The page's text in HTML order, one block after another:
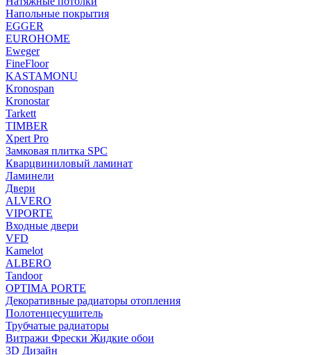
Напольные покрытия
EGGER
EUROHOME
Eweger
FineFloor
KASTAMONU
Kronospan
Kronostar
Tarkett
TIMBER
Xpert Pro
Замковая плитка SPC
Кварцвиниловый ламинат
Ламинели
Двери
ALVERO
VIPORTE
Входные двери
VFD
Kamelot
ALBERO
Tandoor
OPTIMA PORTE
Декоративные радиаторы отопления
Полотенцесушитель
Трубчатые радиаторы
Витражи Фрески Жидкие обои
3D Дизайн